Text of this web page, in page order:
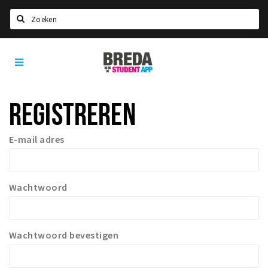
Nieuws
Shoppen
Beleven
Test
app
REGISTREREN
E-mail adres
Wachtwoord
Wachtwoord bevestigen